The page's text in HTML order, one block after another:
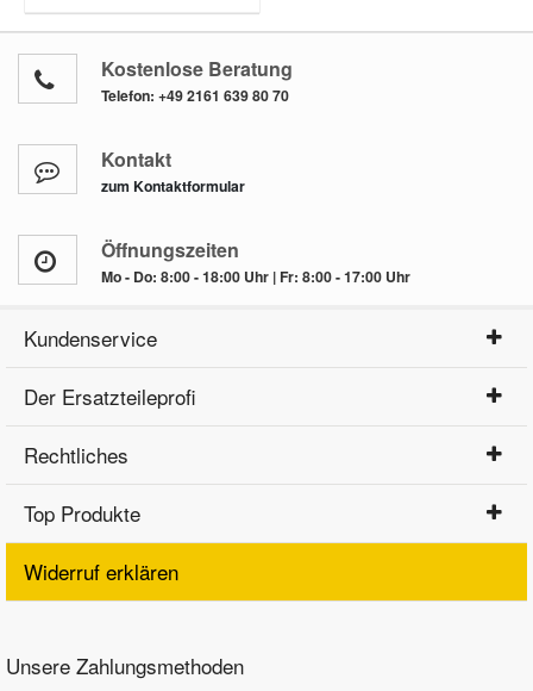
Kostenlose Beratung
Telefon: +49 2161 639 80 70
Kontakt
zum Kontaktformular
Öffnungszeiten
Mo - Do: 8:00 - 18:00 Uhr | Fr: 8:00 - 17:00 Uhr
Kundenservice
Der Ersatzteileprofi
Rechtliches
Top Produkte
Widerruf erklären
Unsere Zahlungsmethoden